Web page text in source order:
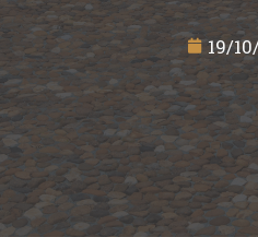
19/